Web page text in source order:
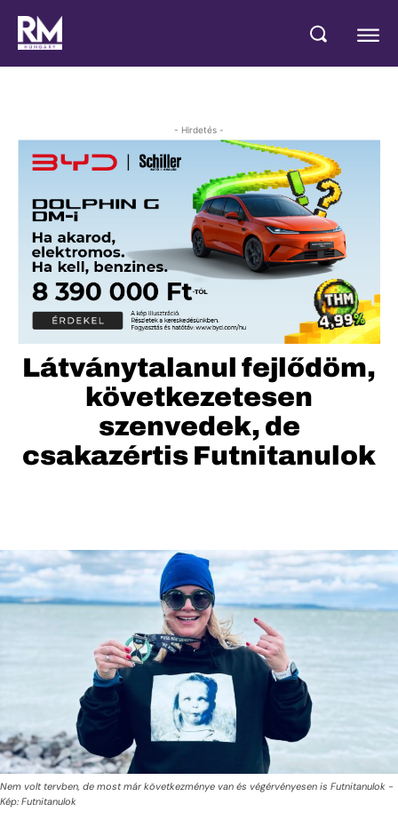
- Hirdetés -
Látványtalanul fejlődöm,
következetesen
szenvedek, de
csakazértis Futnitanulok
Nem volt tervben, de most már következménye van és végérvényesen is Futnitanulok -
Kép: Futnitanulok